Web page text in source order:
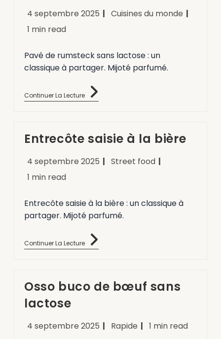
4 septembre 2025
Cuisines du monde
1 min read
Pavé de rumsteck sans lactose : un
classique à partager. Mijoté parfumé.
Continuer La Lecture
Entrecôte saisie à la bière
4 septembre 2025
Street food
1 min read
Entrecôte saisie à la bière : un classique à
partager. Mijoté parfumé.
Continuer La Lecture
Osso buco de bœuf sans
lactose
4 septembre 2025 Rapide 1 min read